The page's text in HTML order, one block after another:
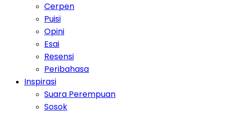
Cerpen
Puisi
Opini
Esai
Resensi
Peribahasa
Inspirasi
Suara Perempuan
Sosok